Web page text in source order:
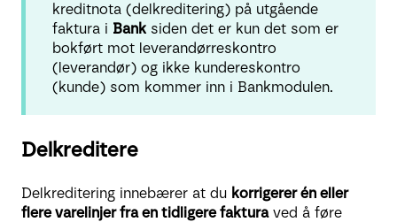
kreditnota (delkreditering) på utgående
faktura i Bank siden det er kun det som er
bokført mot leverandørreskontro
(leverandør) og ikke kundereskontro
(kunde) som kommer inn i Bankmodulen.
Delkreditere
Delkreditering innebærer at du korrigerer én eller
flere varelinjer fra en tidligere fakturaved å føre